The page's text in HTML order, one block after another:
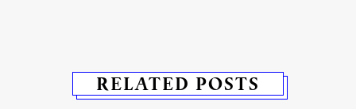
RELATED POSTS